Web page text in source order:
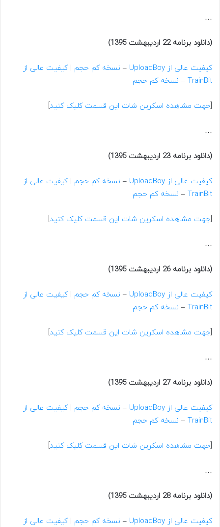
…
(دانلود برنامه 22 اردیبهشت 1395)
کیفیت عالی از UploadBoy – نسخه کم حجم |کیفیت عالی از
TrainBit
– نسخه کم حجم
[جهت مشاهده اسکرین شات این قسمت کلیک کنید]
…
(دانلود برنامه 23 اردیبهشت 1395)
کیفیت عالی از UploadBoy – نسخه کم حجم |کیفیت عالی از
TrainBit
– نسخه کم حجم
[جهت مشاهده اسکرین شات این قسمت کلیک کنید]
…
(دانلود برنامه 26 اردیبهشت 1395)
کیفیت عالی از UploadBoy – نسخه کم حجم |کیفیت عالی از
TrainBit
– نسخه کم حجم
[جهت مشاهده اسکرین شات این قسمت کلیک کنید]
…
(دانلود برنامه 27 اردیبهشت 1395)
کیفیت عالی از UploadBoy – نسخه کم حجم |کیفیت عالی از
TrainBit
– نسخه کم حجم
[جهت مشاهده اسکرین شات این قسمت کلیک کنید]
…
(دانلود برنامه 28 اردیبهشت 1395)
کیفیت عالی از UploadBoy – نسخه کم حجم |کیفیت عالی از